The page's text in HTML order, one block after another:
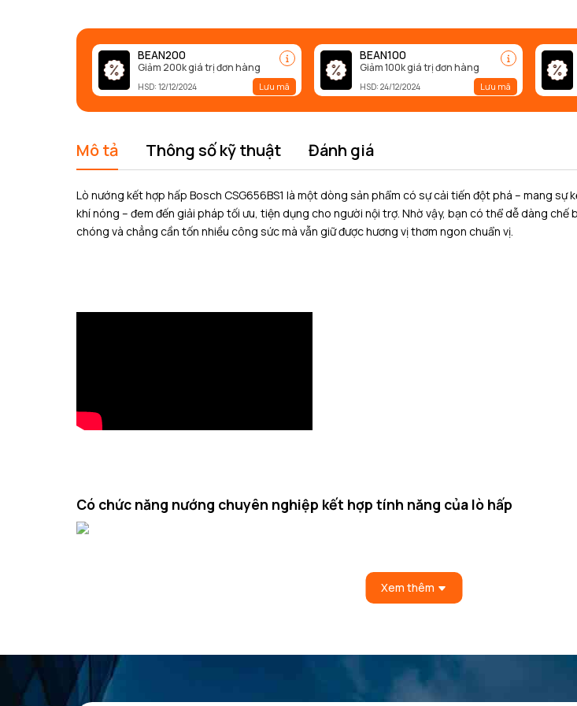
BEAN200
Giảm 200k giá trị đơn hàng
HSD: 12/12/2024 Lưu mã
BEAN100
Giảm 100k giá trị đơn hàng
HSD: 24/12/2024 Lưu mã
Mô tả Thông số kỹ thuật Đánh giá
Lò nướng kết hợp hấp Bosch CSG656BS1 là một dòng sản phẩm có sự cải tiến đột phá – mang sự
khí nóng – đem đến giải pháp tối ưu, tiện dụng cho người nội trợ. Nhờ vậy, bạn có thể dễ dàng chế
chóng và chẳng cần tốn nhiều công sức mà vẫn giữ được hương vị thơm ngon chuẩn vị.
Có chức năng nướng chuyên nghiệp kết hợp tính năng của lò hấp
bằng nhiệt trên/nhiệt dưới Eco, nướng hồng ngoại, nướng diện tích lớn, nướng diện tích nhỏ,
Lò nướng Bosch hỗ trợ bạn tạo ra đồ nướng thơm, ngon, vàng đều các cạnh với nhiệt độ nướng đạt
Xem thêm